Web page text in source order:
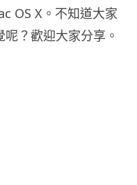
OS X。不知道大家
？歡迎大家分享。